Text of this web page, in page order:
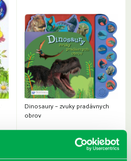
Dinosaury – zvuky pradávnych
obrov